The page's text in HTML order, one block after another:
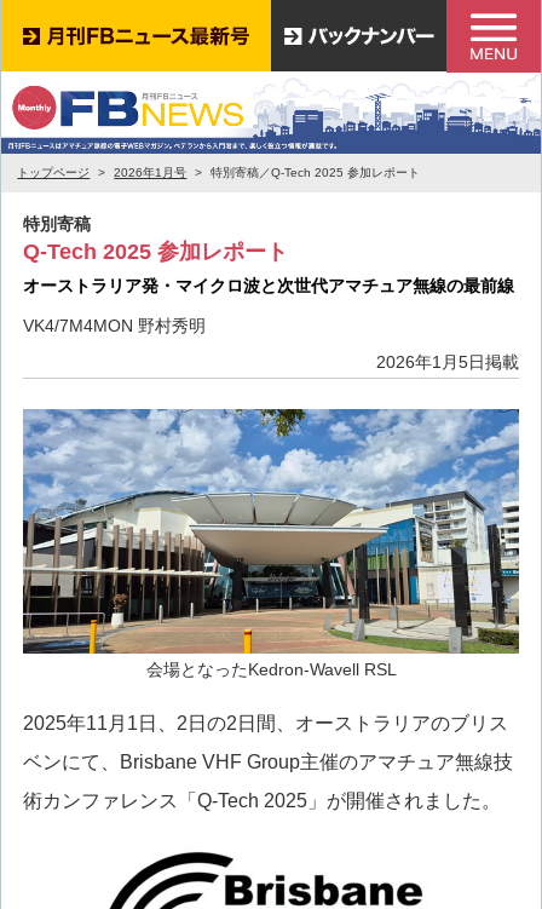
トップページ 2026年1月号 特別寄稿／Q-Tech 2025 参加レポート
特別寄稿
Q-Tech 2025 参加レポート
オーストラリア発・マイクロ波と次世代アマチュア無線の最前線
VK4/7M4MON 野村秀明
2026年1月5日掲載
会場となったKedron-Wavell RSL
2025年11月1日、2日の2日間、オーストラリアのブリス
ベンにて、Brisbane VHF Group主催のアマチュア無線技
術カンファレンス「Q-Tech 2025」が開催されました。